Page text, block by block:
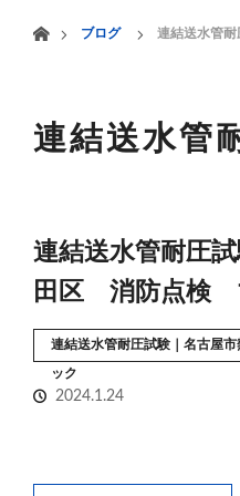
ブログ
連結送水管
連結送水管
連結送水管耐圧
田区 消防点検
連結送水管耐圧試験｜名古屋
ック
2024.1.24